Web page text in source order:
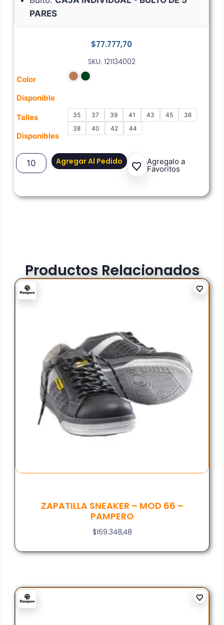
$77.777,70
SKU: 121134002
Color
Disponible
Talles
Disponibles
35 37 39 41 43 45
36
38
40 42 44
Agregar Al Pedido Agregalo a
Favoritos
PARES
Productos Relacionados
ZAPATILLA SNEAKER – MOD 66 –
PAMPERO
$169.348,48